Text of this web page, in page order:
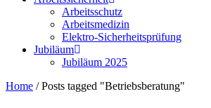
Arbeitsschutz
Arbeitsmedizin
Elektro-Sicherheitsprüfung
Jubiläum
Jubiläum 2025
Home / Posts tagged "Betriebsberatung"